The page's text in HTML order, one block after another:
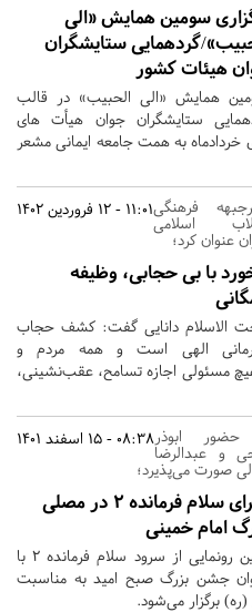
سومین همایش «الی
گردهمایی ستایشگران
هیئات کشور
همایش «الی الحبیب» در قالب
ستایشگران جوان هیأت های
به همت جامعه ایمانی مشعر
11:01 - 12 فروردین 1402فرهنگی
اسلامی
عنوان کرد؛
با بی حجابی، وظیفه
الاسلام دانایی گفت: کشف حجاب
الهی است و همه مردم و
مسئولی اجازه تسامح، عقب‌نشینی،
08:38 - 15 اسفند 1401حضور ابوذر
و عبدالرضا
صورت می‌پذیرد؛
اجرای سلام فرمانده ۲ در مصلی
امام خمینی
اولین رونمایی از سرود سلام فرمانده ۲ با
جشن بزرگ صبح امید به مناسبت
برگزار می‌شود.